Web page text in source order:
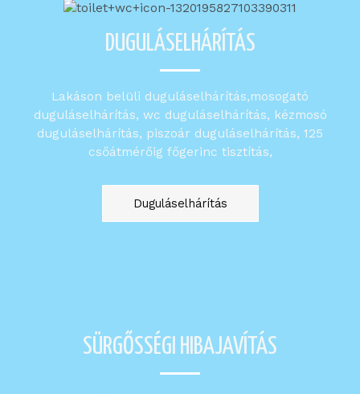
DUGULÁSELHÁRÍTÁS
Lakáson belüli duguláselhárítás,mosogató
duguláselhárítás, wc duguláselhárítás, kézmosó
duguláselhárítás, piszoár duguláselhárítás, 125
csőátmérőig főgerinc tisztítás,
Duguláselhárítás
SÜRGŐSSÉGI HIBAJAVÍTÁS